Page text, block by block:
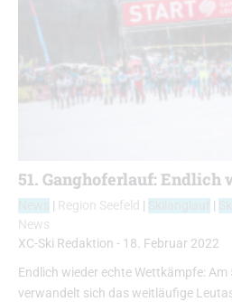
51. Ganghoferlauf: Endlich
| Region Seefeld | |
News
XC-Ski Redaktion - 18. Februar 2022
Endlich wieder echte Wettkämpfe:
verwandelt sich das weitläufige